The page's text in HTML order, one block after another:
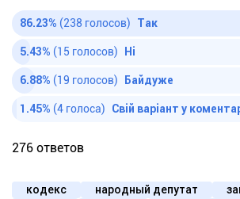
86.23% (238 голосов) Так
5.43% (15 голосов) Ні
6.88% (19 голосов) Байдуже
1.45% (4 голоса) Свій варіант у
276 ответов
кодекс народный депутат